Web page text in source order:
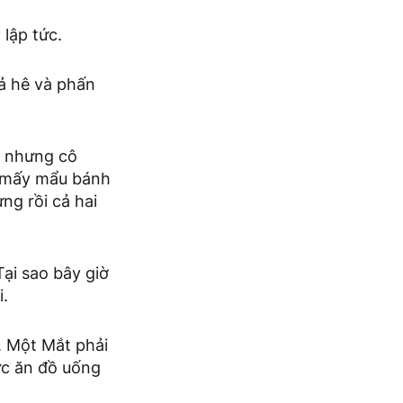
lập tức.
hê và phấn
nhưng cô
mẩu bánh
rồi cả hai
sao bây giờ
Một Mắt phải
ăn đồ uống